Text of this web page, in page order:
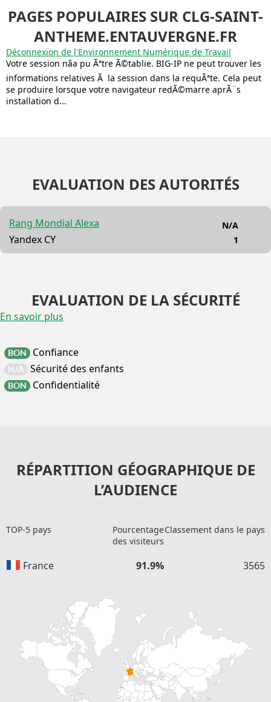
PAGES POPULAIRES SUR CLG-SAINT-
ANTHEME.ENTAUVERGNE.FR
Déconnexion de l'Environnement Numérique de Travail
Votre session nâa pu Ãªtre Ã©tablie. BIG-IP ne peut trouver les
informations relatives Ã la session dans la requÃªte. Cela peut
se produire lorsque votre navigateur redÃ©marre aprÃ¨s
installation d...
EVALUATION DES AUTORITÉS
Rang Mondial Alexa
Yandex CY
N/A
1
EVALUATION DE LA SÉCURITÉ
En savoir plus
BON Confiance
N/A Sécurité des enfants
BON Confidentialité
RÉPARTITION GÉOGRAPHIQUE DE
L’AUDIENCE
TOP-5 pays
Pourcentage
des visiteurs
Classement dans le pays
France 91.9% 3565